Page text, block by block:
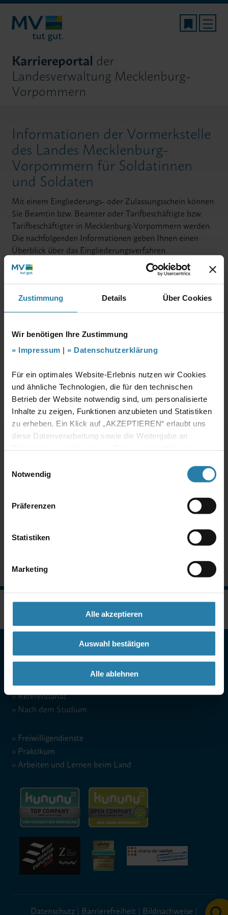
Zustimmung Details Über Cookies
Wir benötigen Ihre Zustimmung
Impressum | Datenschutzerklärung
Für ein optimales Website-Erlebnis nutzen wir Cookies
und ähnliche Technologien, die für den technischen
Betrieb der Website notwendig sind, um personalisierte
Inhalte zu zeigen, Funktionen anzubieten und Statistiken
zu erheben. Ein Klick auf „AKZEPTIEREN“ erlaubt uns
diese Datenverarbeitung sowie die Weitergabe an
Notwendig
Präferenzen
Statistiken
Marketing
Alle akzeptieren
Auswahl bestätigen
Alle ablehnen
Karriereportal der
Landesverwaltung Mecklenburg-
Vorpommern
Informationen der Vormerkstelle
des Landes Mecklenburg-
Vorpommern für Soldatinnen
und Soldaten
Mit einem Eingliederungs- oder Zulassungsschein können
Sie Beamtin bzw. Beamter oder Tarifbeschäftigte bzw.
Tarifbeschäftigter in Mecklenburg-Vorpommern werden.
Die nachfolgenden Informationen geben Ihnen einen
Überblick über das Eingliederungsverfahren.
Direkt zur Bewerbung
Bei Fragen nehmen Sie gern Kontakt zu uns auf!
Kontakt
Ablauf des Verfahrens
Beamtin bzw. Beamter werden
Tarifbeschäftigte bzw.
Tarifbeschäftigter werden
Bewerbung
Karriereportal MV
Ausbildung und Studium
Referendariat
Nach dem Studium
Freiwilligendienste
Praktikum
Arbeiten und Lernen beim Land
Datenschutz | Barrierefreiheit | Bildnachweise |